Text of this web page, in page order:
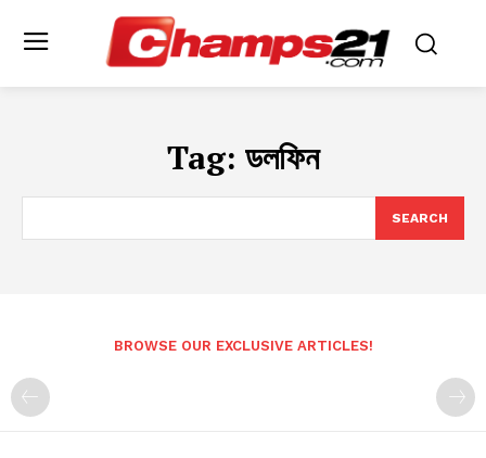
Tag: ডলফিন
SEARCH
BROWSE OUR EXCLUSIVE ARTICLES!